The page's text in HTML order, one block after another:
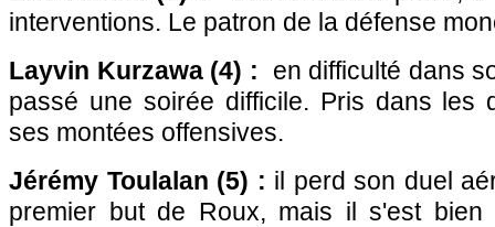
interventions. Le patron de la défense
Layvin Kurzawa (4) : en difficulté dans
passé une soirée difficile. Pris dans les
ses montées offensives.
Jérémy Toulalan (5) : il perd son duel
premier but de Roux, mais il s'est bien